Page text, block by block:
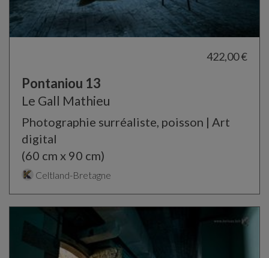
422,00 €
Pontaniou 13
Le Gall Mathieu
Photographie surréaliste, poisson | Art
digital
(60 cm x 90 cm)
Celtland-Bretagne